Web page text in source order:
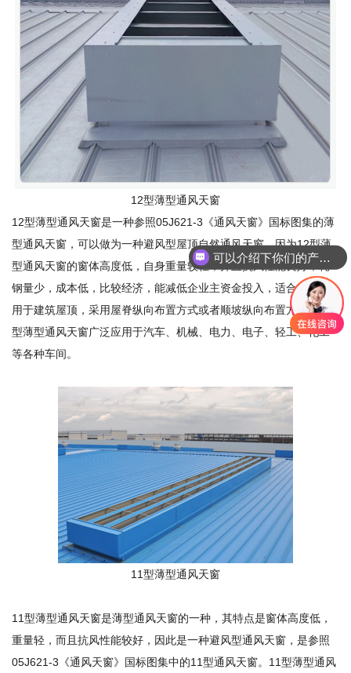
12型薄型通风天窗
12型薄型通风天窗是一种参照05J621-3《通风天窗》国标图集的薄
型通风天窗，可以做为一种避风型屋顶自然通风天窗，因为12型薄
型通风天窗的窗体高度低，自身重量较轻，并且抗风性能良好，耗
钢量少，成本低，比较经济，能减低企业主资金投入，适合广泛应
用于建筑屋顶，采用屋脊纵向布置方式或者顺坡纵向布置方式，12
型薄型通风天窗广泛应用于汽车、机械、电力、电子、轻工、化工
等各种车间。
11型薄型通风天窗
11型薄型通风天窗是薄型通风天窗的一种，其特点是窗体高度低，
重量轻，而且抗风性能较好，因此是一种避风型通风天窗，是参照
05J621-3《通风天窗》国标图集中的11型通风天窗。11型薄型通风
可以介绍下你们的产品么